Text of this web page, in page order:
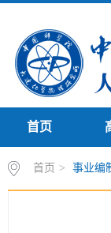
首页
首页 > 事业编